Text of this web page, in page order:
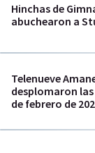
Hinchas de
abuchearon a
Telenueve
desplomaron
de febrero de